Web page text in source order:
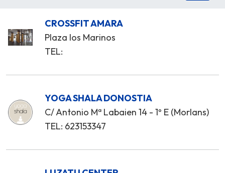
CROSSFIT AMARA
Plaza los Marinos
TEL:
YOGA SHALA DONOSTIA
C/ Antonio Mª Labaien 14 - 1º E (Morlans)
TEL: 623153347